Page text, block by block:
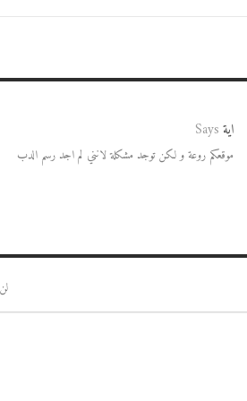
ايةSays
موقعكم روعة و لكن توجد مشكلة لانني لم اجد رسم الدب